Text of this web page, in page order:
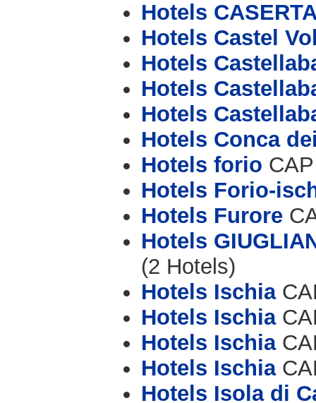
Hotels
Hotels Castel
Hotels
Hotels
Hotels
Hotels Conca
Hotels forio
Hotels Forio-
Hotels Furore
Hotels
(2 Hotels)
Hotels Ischia
Hotels Ischia
Hotels Ischia
Hotels Ischia
Hotels Isola di